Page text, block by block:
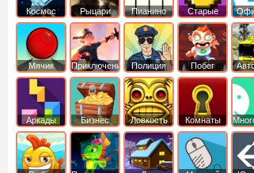
Космос Рыцари Пианино Старые
Мячик Приключения Полиция Побег
Аркады
Бизнес
симуляторы
Ловкость Комнаты